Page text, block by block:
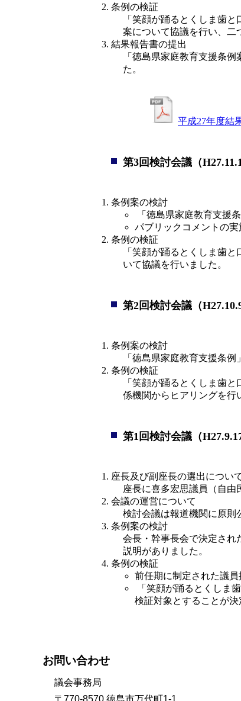
条例の検証
「笑顔が踊るとくしま歯
案について協議を行い、二
結果報告書の提出
「徳島県家庭教育支援条
た。
平成27年度結
第3回検討会議（
条例案の検討
「徳島県家庭教育支援
パブリックコメントの
条例の検証
「笑顔が踊るとくしま歯
いて協議を行いました。
第2回検討会議（H27.10.9
条例案の検討
「徳島県家庭教育支援条
条例の検証
「笑顔が踊るとくしま歯
係機関からヒアリングを行
第1回検討会議（H27.9.17
座長及び副座長の選出につい
座長に喜多宏思議員（自由
会議の運営について
検討会議は報道機関に原則
条例案の検討
会長・幹事長会で決定され
説明がありました。
条例の検証
前任期に制定された議員
検証対象とすることが決
お問い合わせ
議会事務局
〒770-8570 徳島市万代町1-1